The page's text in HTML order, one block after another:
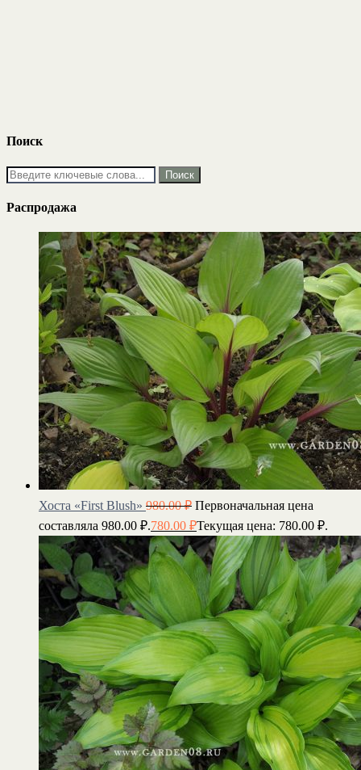
Поиск
Распродажа
Хоста «First Blush» 980.00₽ Первоначальная цена
составляла 980.00 ₽.780.00 ₽Текущая цена: 780.00 ₽.